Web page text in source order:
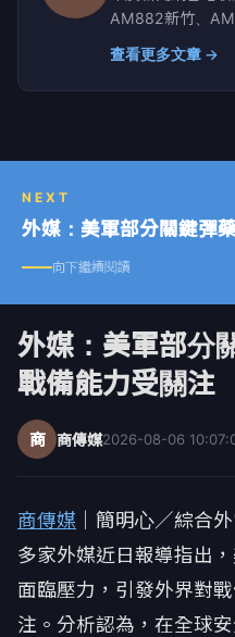
AM882新竹、
化南投、
AM864高雄屏東
AM855花蓮、
查看更多文章 →
NEXT
外媒：美軍部分關鍵彈
向下繼續閱讀
外媒：美軍部分
戰備能力受關注
商 商傳媒2026-08-06
商傳媒 ｜簡明心／綜合
多家外媒近日報導指出
面臨壓力，引發外界對
注。分析認為，在全球